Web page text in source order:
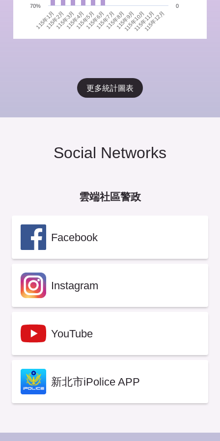
115年1月
115年2月115年3月115年4月115年5月115年6月115年7月115年8月115年9月
115年10月
115年11月
115年12月
70% 0
更多統計圖表
Social Networks
雲端社區警政
Facebook
Instagram
YouTube
新北市iPolice APP